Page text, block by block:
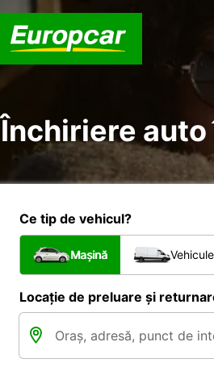
Închiriere
Ce tip de vehicul?
Mașină
Locație de preluare și